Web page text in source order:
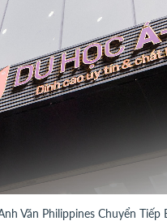
Văn Philippines Chuyển Tiếp